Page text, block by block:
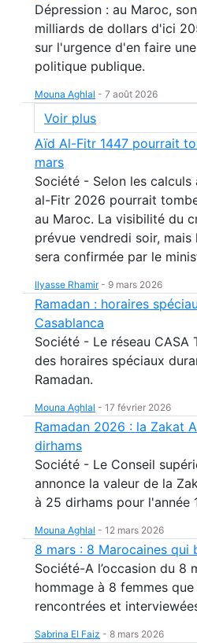
Dépression : au Maroc,
milliards de dollars d'ici
sur l'urgence d'en faire
politique publique.
Mouna Aghlal - 7 août 2026
Voir plus
Aïd Al-Fitr 1447 pourrait
mars
Société - Selon les
al-Fitr 2026 pourrait
au Maroc. La visibilité du
prévue vendredi soir,
sera confirmée par le
Ilyasse Rhamir- 9 mars 2026
Ramadan : horaires
Casablanca
Société - Le réseau CASA
des horaires spéciaux
Ramadan.
Mouna Aghlal - 17 février 2026
Ramadan 2026 : la Zakat
dirhams
Société - Le Conseil
annonce la valeur de la
à 25 dirhams pour l'année
Mouna Aghlal - 12 mars 2026
8 mars : 8 Marocaines qui
Société-A l’occasion du 8
hommage à 8 femmes
rencontrées et
Sabrina El Faiz - 8 mars 2026